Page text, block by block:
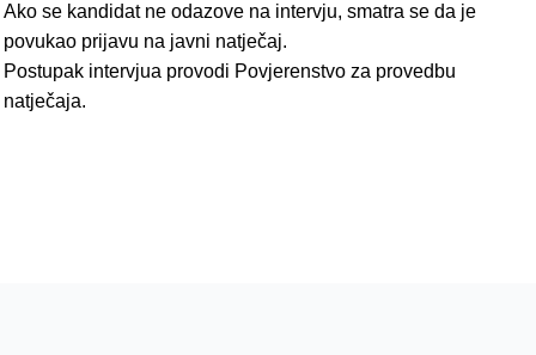
Ako se kandidat ne odazove na intervju, smatra se da je
povukao prijavu na javni natječaj.
Postupak intervjua provodi Povjerenstvo za provedbu
natječaja.